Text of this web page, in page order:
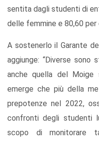
sentita dagli studenti di
delle femmine e 80,60 per
A sostenerlo il Garante
aggiunge: “Diverse sono
anche quella del
emerge che più della
prepotenze nel 2022,
confronti degli studenti
scopo di monitorare